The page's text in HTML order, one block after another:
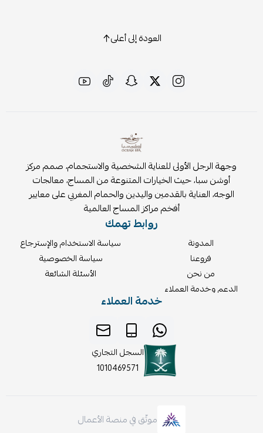
العودة إلى أعلى
وجهة الرجل الأولى للعناية الشخصية والاستجمام، صمم مركز
أوشن سبا، حيث الخيارات المتنوعة من المساج، معالجات
الوجه، العناية بالقدمين واليدين والحمام المغربي على معايير
أفخم مراكز المساج العالمية
روابط تهمك
المدونة
فروعنا
من نحن
الدعم وخدمة العملاء
سياسة الاستخدام والإسترجاع
سياسة الخصوصية
الأسئلة الشائعة
خدمة العملاء
السجل التجاري
1010469571
موثّق في منصة الأعمال